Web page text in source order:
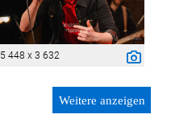
5 448 x 3 632
Weitere anzeigen